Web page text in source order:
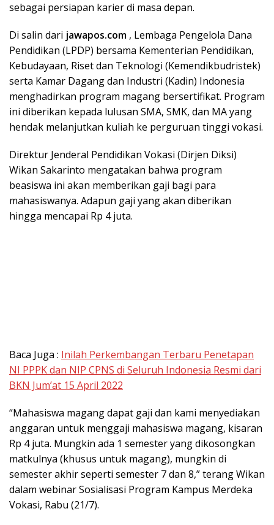
sebagai persiapan karier di masa depan.
Di salin dari jawapos.com , Lembaga Pengelola Dana
Pendidikan (LPDP) bersama Kementerian Pendidikan,
Kebudayaan, Riset dan Teknologi (Kemendikbudristek)
serta Kamar Dagang dan Industri (Kadin) Indonesia
menghadirkan program magang bersertifikat. Program
ini diberikan kepada lulusan SMA, SMK, dan MA yang
hendak melanjutkan kuliah ke perguruan tinggi vokasi.
Direktur Jenderal Pendidikan Vokasi (Dirjen Diksi)
Wikan Sakarinto mengatakan bahwa program
beasiswa ini akan memberikan gaji bagi para
mahasiswanya. Adapun gaji yang akan diberikan
hingga mencapai Rp 4 juta.
Baca Juga : Inilah Perkembangan Terbaru Penetapan
NI PPPK dan NIP CPNS di Seluruh Indonesia Resmi dari
BKN Jum’at 15 April 2022
“Mahasiswa magang dapat gaji dan kami menyediakan
anggaran untuk menggaji mahasiswa magang, kisaran
Rp 4 juta. Mungkin ada 1 semester yang dikosongkan
matkulnya (khusus untuk magang), mungkin di
semester akhir seperti semester 7 dan 8,” terang Wikan
dalam webinar Sosialisasi Program Kampus Merdeka
Vokasi, Rabu (21/7).